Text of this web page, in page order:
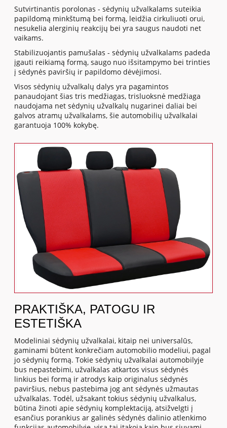
Sutvirtinantis porolonas - sėdynių užvalkalams suteikia
papildomą minkštumą bei formą, leidžia cirkuliuoti orui,
nesukelia alerginių reakcijų bei yra saugus naudoti net
vaikams.
Stabilizuojantis pamušalas - sėdynių užvalkalams padeda
įgauti reikiamą formą, saugo nuo išsitampymo bei trinties
į sėdynės paviršių ir papildomo dėvėjimosi.
Visos sėdynių užvalkalų dalys yra pagamintos
panaudojant šias tris medžiagas, trisluoksnė medžiaga
naudojama net sėdynių užvalkalų nugarinei daliai bei
galvos atramų užvalkalams, šie automobilių užvalkalai
garantuoja 100% kokybę.
PRAKTIŠKA, PATOGU IR
ESTETIŠKA
Modeliniai sėdynių užvalkalai, kitaip nei universalūs,
gaminami būtent konkrečiam automobilio modeliui, pagal
jo sėdynių formą. Tokie sėdynių užvalkalai automobilyje
bus nepastebimi, užvalkalas atkartos visus sėdynės
linkius bei formą ir atrodys kaip originalus sėdynės
paviršius, nebus pastebima jog ant sėdynės užmautas
užvalkalas. Todėl, užsakant tokius sėdynių užvalkalus,
būtina žinoti apie sėdynių komplektaciją, atsižvelgti į
esančius porankius ar galinės sėdynės dalinio atlenkimo